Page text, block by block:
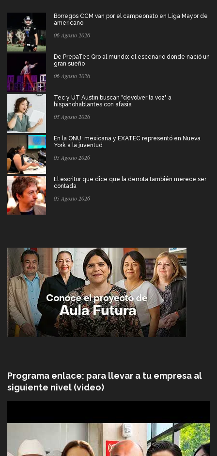
Borregos CCM van por el campeonato en Liga Mayor de
americano
06 Agosto 2026
De PrepaTec Qro al mundo: el escenario donde nació un
gran sueño
06 Agosto 2026
Tec y UT Austin buscan "devolver la voz" a
hispanohablantes con afasia
05 Agosto 2026
En la ONU: mexicana y EXATEC representó en Nueva
York a la juventud
05 Agosto 2026
El escritor que dice que la derrota también merece ser
contada
05 Agosto 2026
Programa enlace: para llevar a tu empresa al
siguiente nivel (video)